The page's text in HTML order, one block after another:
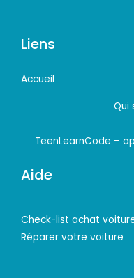
Liens
Accueil
Qui
TeenLearnCode –
Aide
Check-list achat
Réparer votre voiture